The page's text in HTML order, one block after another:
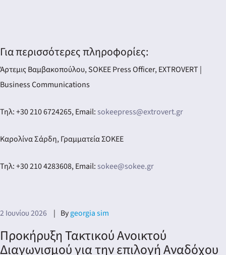
Για περισσότερες πληροφορίες:
Άρτεμις Βαμβακοπούλου, SOKEE Press Officer, EXTROVERT |
Business Communications
Τηλ: +30 210 6724265, Email: sokeepress@extrovert.gr
Καρολίνα Σάρδη, Γραμματεία ΣΟΚΕΕ
Τηλ: +30 210 4283608, Email: sokee@sokee.gr
2 Ιουνίου 2026 Bygeorgia sim
Προκήρυξη Τακτικού Ανοικτού
Διαγωνισμού για την επιλογή Αναδόχου